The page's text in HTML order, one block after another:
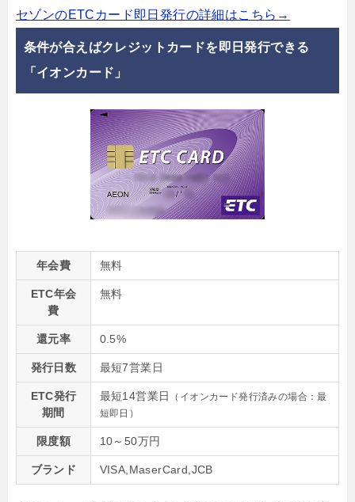
セゾンのETCカード即日発行の詳細はこちら→
条件が合えばクレジットカードを即日発行できる
「イオンカード」
年会費 無料
ETC年会
費
無料
還元率 0.5%
発行日数 最短7営業日
ETC発行
期間
最短14営業日
（イオンカード発行済みの場合：最
短即日）
限度額 10～50万円
ブランド VISA,MaserCard,JCB